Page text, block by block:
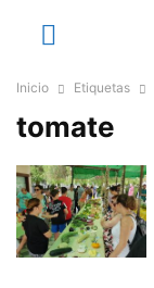
Inicio Etiquetas
tomate